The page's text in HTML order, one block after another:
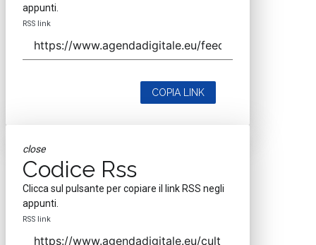
appunti.
RSS link
COPIA LINK
close
Codice Rss
Clicca sul pulsante per copiare il link RSS negli
appunti.
RSS link